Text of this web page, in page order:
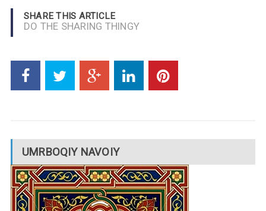
SHARE THIS ARTICLE
DO THE SHARING THINGY
UMRBOQIY NAVOIY